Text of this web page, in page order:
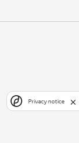
Privacy notice